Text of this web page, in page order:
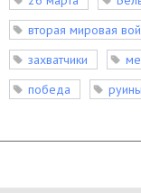
вторая мировая
захватчики
победа
руины